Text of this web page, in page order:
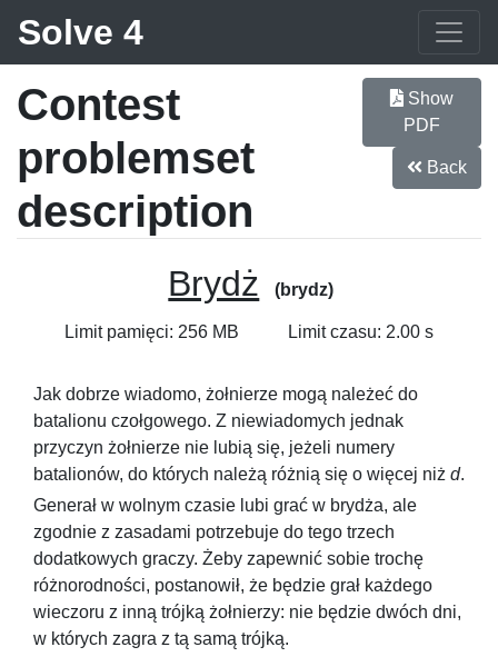
Solve 4
Contest
problemset
description
Show
PDF
Back
Brydż (brydz)
Limit pamięci: 256 MB Limit czasu: 2.00 s
Jak dobrze wiadomo, żołnierze mogą należeć do
batalionu czołgowego. Z niewiadomych jednak
przyczyn żołnierze nie lubią się, jeżeli numery
batalionów, do których należą różnią się o więcej niż d.
Generał w wolnym czasie lubi grać w brydża, ale
zgodnie z zasadami potrzebuje do tego trzech
dodatkowych graczy. Żeby zapewnić sobie trochę
różnorodności, postanowił, że będzie grał każdego
wieczoru z inną trójką żołnierzy: nie będzie dwóch dni,
w których zagra z tą samą trójką.